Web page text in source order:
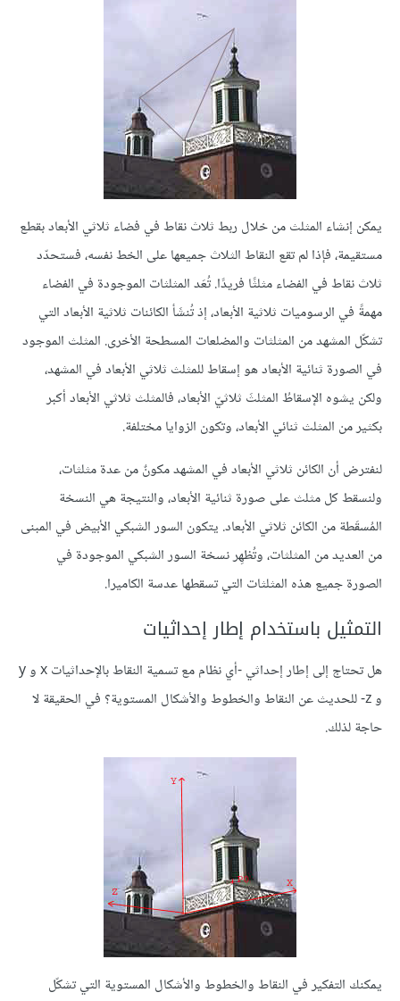
يمكن إنشاء المثلث من خلال ربط ثلاث نقاط في فضاء ثلاثي الأبعاد بقطع
مستقيمة، فإذا لم تقع النقاط الثلاث جميعها على الخط نفسه، فستحدّد
ثلاث نقاط في الفضاء مثلثًا فريدًا. تُعَد المثلثات الموجودة في الفضاء
مهمةً في الرسوميات ثلاثية الأبعاد، إذ تُنشَأ الكائنات ثلاثية الأبعاد التي
تشكّل المشهد من المثلثات والمضلعات المسطحة الأخرى. المثلث الموجود
في الصورة ثنائية الأبعاد هو إسقاط للمثلث ثلاثي الأبعاد في المشهد،
ولكن يشوه الإسقاطُ المثلثَ ثلاثيّ الأبعاد، فالمثلث ثلاثي الأبعاد أكبر
بكثير من المثلث ثنائي الأبعاد، وتكون الزوايا مختلفة.
لنفترض أن الكائن ثلاثي الأبعاد في المشهد مكونٌ من عدة مثلثات،
ولنسقط كل مثلث على صورة ثنائية الأبعاد، والنتيجة هي النسخة
المُسقَطة من الكائن ثلاثي الأبعاد. يتكون السور الشبكي الأبيض في المبنى
من العديد من المثلثات، وتُظهِر نسخة السور الشبكي الموجودة في
الصورة جميع هذه المثلثات التي تسقطها عدسة الكاميرا.
التمثيل باستخدام إطار إحداثيات
هل تحتاج إلى إطار إحداثي -أي نظام مع تسمية النقاط بالإحداثيات x و y
و z- للحديث عن النقاط والخطوط والأشكال المستوية؟ في الحقيقة لا
حاجة لذلك.
يمكنك التفكير في النقاط والخطوط والأشكال المستوية التي تشكّل